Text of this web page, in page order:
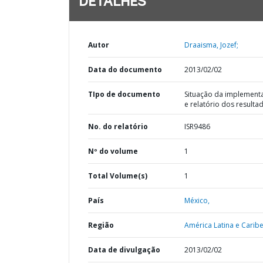
Autor Draaisma, Jozef;
Data do documento 2013/02/02
TIpo de documento
Situação da
e relatório dos
No. do relatório ISR9486
Nº do volume 1
Total Volume(s) 1
País México,
Região América Latina e
Data de divulgação 2013/02/02